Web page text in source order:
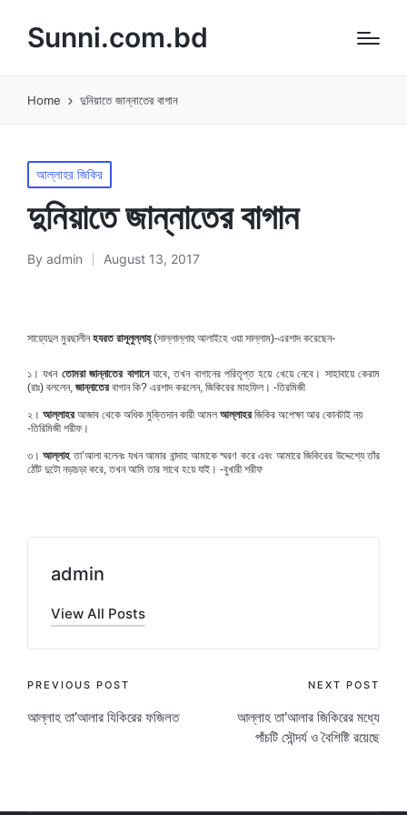
Sunni.com.bd
Home দুনিয়াতে জান্নাতের বাগান
Posted
in
আল্লাহর জিকির
দুনিয়াতে জান্নাতের বাগান
Posted
By admin August 13, 2017
সায়্যেদুল মুরছালীন হযরত রাসূলুল্লাহ্ (সাল্লাল্লাহু আলাইহে ওয়া সাল্লাম)-এরশাদ করেছেন-
১। যখন তোমরা জান্নাতের বাগানে যাবে, তখন বাগানের পরিতৃপ্ত হয়ে খেয়ে নেবে। সাহাবায়ে কেরাম
(রাঃ) বললেন, জান্নাতের বাগান কি? এরশাদ করলেন, জিকিরের মাহফিল। -তিরমিজী
২। আল্লাহর আজাব থেকে অধিক মুক্তিদান কারী আমল আল্লাহর জিকির অপেক্ষা আর কোনটাই নয়
-তিরিমিজী শরীফ।
৩। আল্লাহ তা’আলা বলেনঃ যখন আমার বান্দাহ আমাকে স্মরণ করে এবং আমারে জিকিরের উদ্দেশ্যে তাঁর
ঠোঁট দুটো নড়াচড়া করে, তখন আমি তার সাথে হয়ে যাই। -বুখারী শরীফ
admin
View All Posts
Post
navigation
PREVIOUS POST
আল্লাহ তা’আলার যিকিরের ফজিলত
NEXT POST
আল্লাহ তা’আলার জিকিরের মধ্যে
পাঁচটি সৌন্দর্য ও বৈশিষ্টি রয়েছে